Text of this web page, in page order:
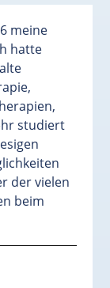
meine
hatte
studiert
der vielen
beim